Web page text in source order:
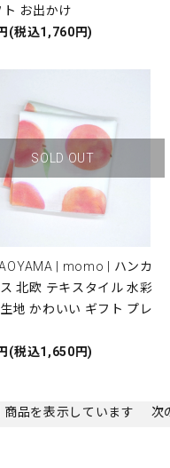
ト お出かけ
(税込1,760円)
SOLD OUT
| momo | ハンカ
北欧 テキスタイル 水彩
地 かわいい ギフト プレ
(税込1,650円)
品を表示しています 次